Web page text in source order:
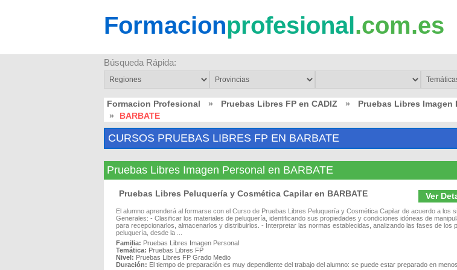
Formacionprofesional.com.es
Búsqueda Rápida:
Formacion Profesional » Pruebas Libres FP en CADIZ »
Pruebas Libres Imagen
»
BARBATE
CURSOS PRUEBAS LIBRES FP EN BARBATE
Pruebas Libres Imagen Personal en BARBATE
Ver
Pruebas Libres Peluquería y Cosmética Capilar en BARBATE
El alumno aprenderá al formarse con el Curso de Pruebas Libres Peluquería y Cosmética Capilar de acuerdo a los
Generales: - Clasificar los materiales de peluquería, identificando sus propiedades y condiciones idóneas de
para recepcionarlos, almacenarlos y distribuirlos. - Interpretar las normas establecidas, analizando las fases de los
peluquería, desde la ...
Familia: Pruebas Libres Imagen Personal
Temática: Pruebas Libres FP
Nivel: Pruebas Libres FP Grado Medio
Duración: El tiempo de preparación es muy dependiente del trabajo del alumno: se puede estar preparado en